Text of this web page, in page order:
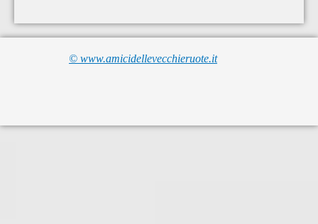
© www.amicidellevecchieruote.it